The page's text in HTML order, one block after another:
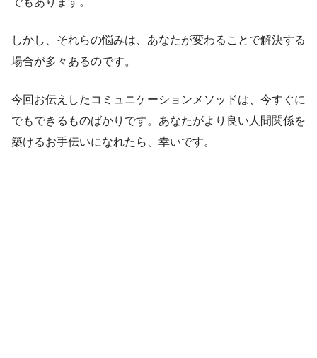
しかし、それらの悩みは、あなたが変わることで解決する
場合が多々あるのです。
今回お伝えしたコミュニケーションメソッドは、今すぐに
でもできるものばかりです。あなたがより良い人間関係を
築けるお手伝いになれたら、幸いです。